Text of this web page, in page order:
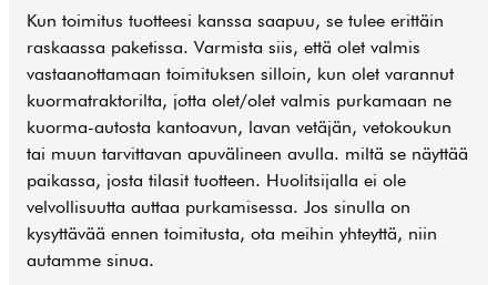
Kun toimitus tuotteesi kanssa saapuu, se tulee erittäin
raskaassa paketissa. Varmista siis, että olet valmis
vastaanottamaan toimituksen silloin, kun olet varannut
kuormatraktorilta, jotta olet/olet valmis purkamaan ne
kuorma-autosta kantoavun, lavan vetäjän, vetokoukun
tai muun tarvittavan apuvälineen avulla. miltä se näyttää
paikassa, josta tilasit tuotteen. Huolitsijalla ei ole
velvollisuutta auttaa purkamisessa. Jos sinulla on
kysyttävää ennen toimitusta, ota meihin yhteyttä, niin
autamme sinua.